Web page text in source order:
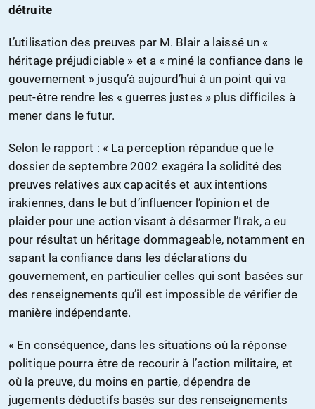
détruite
L’utilisation des preuves par M. Blair a laissé un «
héritage préjudiciable » et a « miné la confiance dans le
gouvernement » jusqu’à aujourd’hui à un point qui va
peut-être rendre les « guerres justes » plus difficiles à
mener dans le futur.
Selon le rapport : « La perception répandue que le
dossier de septembre 2002 exagéra la solidité des
preuves relatives aux capacités et aux intentions
irakiennes, dans le but d’influencer l’opinion et de
plaider pour une action visant à désarmer l’Irak, a eu
pour résultat un héritage dommageable, notamment en
sapant la confiance dans les déclarations du
gouvernement, en particulier celles qui sont basées sur
des renseignements qu’il est impossible de vérifier de
manière indépendante.
« En conséquence, dans les situations où la réponse
politique pourra être de recourir à l’action militaire, et
où la preuve, du moins en partie, dépendra de
jugements déductifs basés sur des renseignements